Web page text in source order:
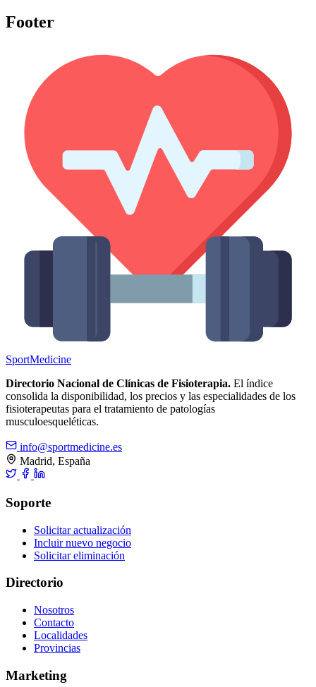
Footer
SportMedicine
Directorio Nacional de Clínicas de Fisioterapia. El índice
consolida la disponibilidad, los precios y las especialidades de los
fisioterapeutas para el tratamiento de patologías
musculoesqueléticas.
info@sportmedicine.es
Madrid, España
Soporte
Solicitar actualización
Incluir nuevo negocio
Solicitar eliminación
Directorio
Nosotros
Contacto
Localidades
Provincias
Marketing